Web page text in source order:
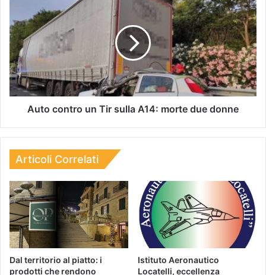
Auto contro un Tir sulla A14: morte due donne
Articoli Correlati
Dal territorio al piatto: i
prodotti che rendono
Istituto Aeronautico
Locatelli, eccellenza